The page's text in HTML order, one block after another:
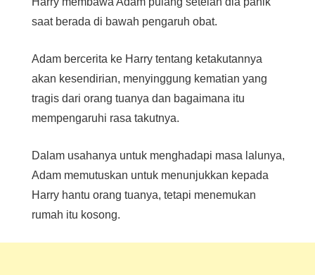
saat berada di bawah pengaruh obat.
Adam bercerita ke Harry tentang ketakutannya
akan kesendirian, menyinggung kematian yang
tragis dari orang tuanya dan bagaimana itu
mempengaruhi rasa takutnya.
Dalam usahanya untuk menghadapi masa lalunya,
Adam memutuskan untuk menunjukkan kepada
Harry hantu orang tuanya, tetapi menemukan
rumah itu kosong.